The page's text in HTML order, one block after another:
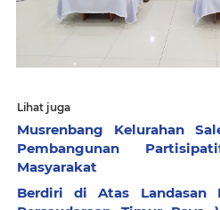
Lihat juga
Musrenbang Kelurahan
Pembangunan
Masyarakat
Berdiri di Atas Landasan